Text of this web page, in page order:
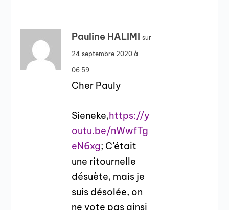
Pauline HALIMI sur
24 septembre 2020 à
06:59
Cher Pauly
Sieneke,https://y
outu.be/nWwfTg
eN6xg; C’était
une ritournelle
désuète, mais je
suis désolée, on
ne vote pas ainsi